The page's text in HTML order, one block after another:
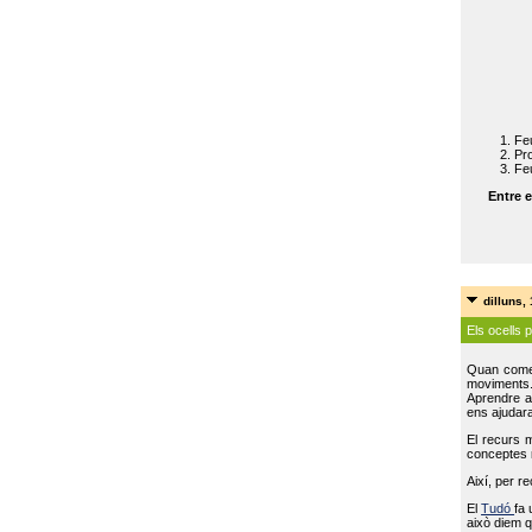
Entre
dilluns,
Els ocells
Quan
Aprendre
ens
El recurs
conceptes
Així, per
ElTudófa
això diem